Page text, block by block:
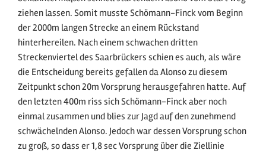
ziehen lassen. Somit musste Schömann-Finck vom Beginn
der 2000m langen Strecke an einem Rückstand
hinterhereilen. Nach einem schwachen dritten
Streckenviertel des Saarbrückers schien es auch, als wäre
die Entscheidung bereits gefallen da Alonso zu diesem
Zeitpunkt schon 20m Vorsprung herausgefahren hatte. Auf
den letzten 400m riss sich Schömann-Finck aber noch
einmal zusammen und blies zur Jagd auf den zunehmend
schwächelnden Alonso. Jedoch war dessen Vorsprung schon
zu groß, so dass er 1,8 sec Vorsprung über die Ziellinie